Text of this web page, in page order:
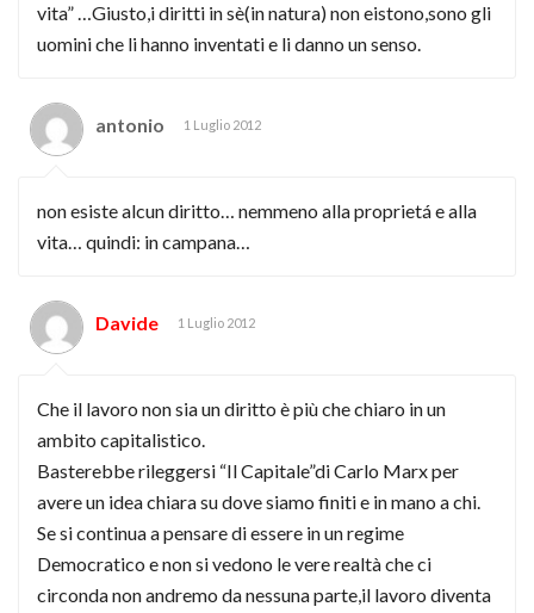
vita” …Giusto,i diritti in sè(in natura) non eistono,sono gli
uomini che li hanno inventati e li danno un senso.
antonio 1 Luglio 2012
non esiste alcun diritto… nemmeno alla proprietá e alla
vita… quindi: in campana…
Davide 1 Luglio 2012
Che il lavoro non sia un diritto è più che chiaro in un
ambito capitalistico.
Basterebbe rileggersi “Il Capitale”di Carlo Marx per
avere un idea chiara su dove siamo finiti e in mano a chi.
Se si continua a pensare di essere in un regime
Democratico e non si vedono le vere realtà che ci
circonda non andremo da nessuna parte,il lavoro diventa